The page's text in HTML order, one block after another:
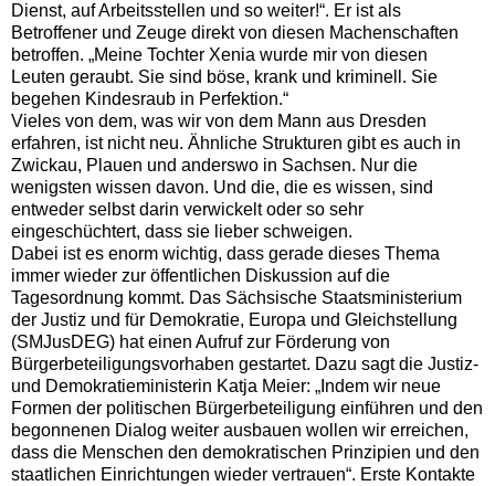
Dienst, auf Arbeitsstellen und so weiter!“. Er ist als
Betroffener und Zeuge direkt von diesen Machenschaften
betroffen. „Meine Tochter Xenia wurde mir von diesen
Leuten geraubt. Sie sind böse, krank und kriminell. Sie
begehen Kindesraub in Perfektion.“
Vieles von dem, was wir von dem Mann aus Dresden
erfahren, ist nicht neu. Ähnliche Strukturen gibt es auch in
Zwickau, Plauen und anderswo in Sachsen. Nur die
wenigsten wissen davon. Und die, die es wissen, sind
entweder selbst darin verwickelt oder so sehr
eingeschüchtert, dass sie lieber schweigen.
Dabei ist es enorm wichtig, dass gerade dieses Thema
immer wieder zur öffentlichen Diskussion auf die
Tagesordnung kommt. Das Sächsische Staatsministerium
der Justiz und für Demokratie, Europa und Gleichstellung
(SMJusDEG) hat einen Aufruf zur Förderung von
Bürgerbeteiligungsvorhaben gestartet. Dazu sagt die Justiz-
und Demokratieministerin Katja Meier: „Indem wir neue
Formen der politischen Bürgerbeteiligung einführen und den
begonnenen Dialog weiter ausbauen wollen wir erreichen,
dass die Menschen den demokratischen Prinzipien und den
staatlichen Einrichtungen wieder vertrauen“. Erste Kontakte